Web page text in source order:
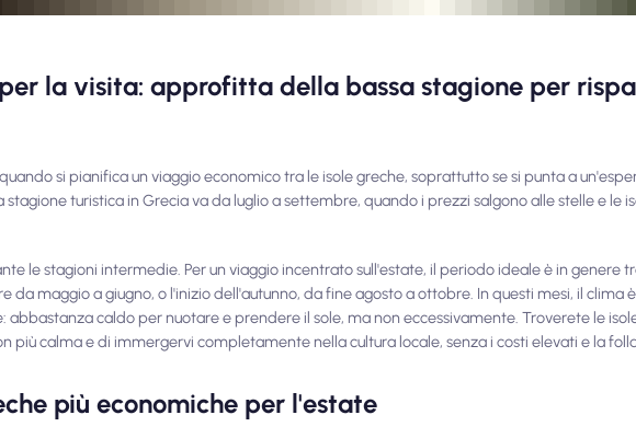
la visita: approfitta della bassa stagione per
si pianifica un viaggio economico tra le isole greche, soprattutto se si punta a
turistica in Grecia va da luglio a settembre, quando i prezzi salgono alle stelle e le
le stagioni intermedie. Per un viaggio incentrato sull'estate, il periodo ideale è in genere
da maggio a giugno, o l'inizio dell'autunno, da fine agosto a ottobre. In questi mesi, il clima
abbastanza caldo per nuotare e prendere il sole, ma non eccessivamente. Troverete le
più calma e di immergervi completamente nella cultura locale, senza i costi elevati e la
più economiche per l'estate